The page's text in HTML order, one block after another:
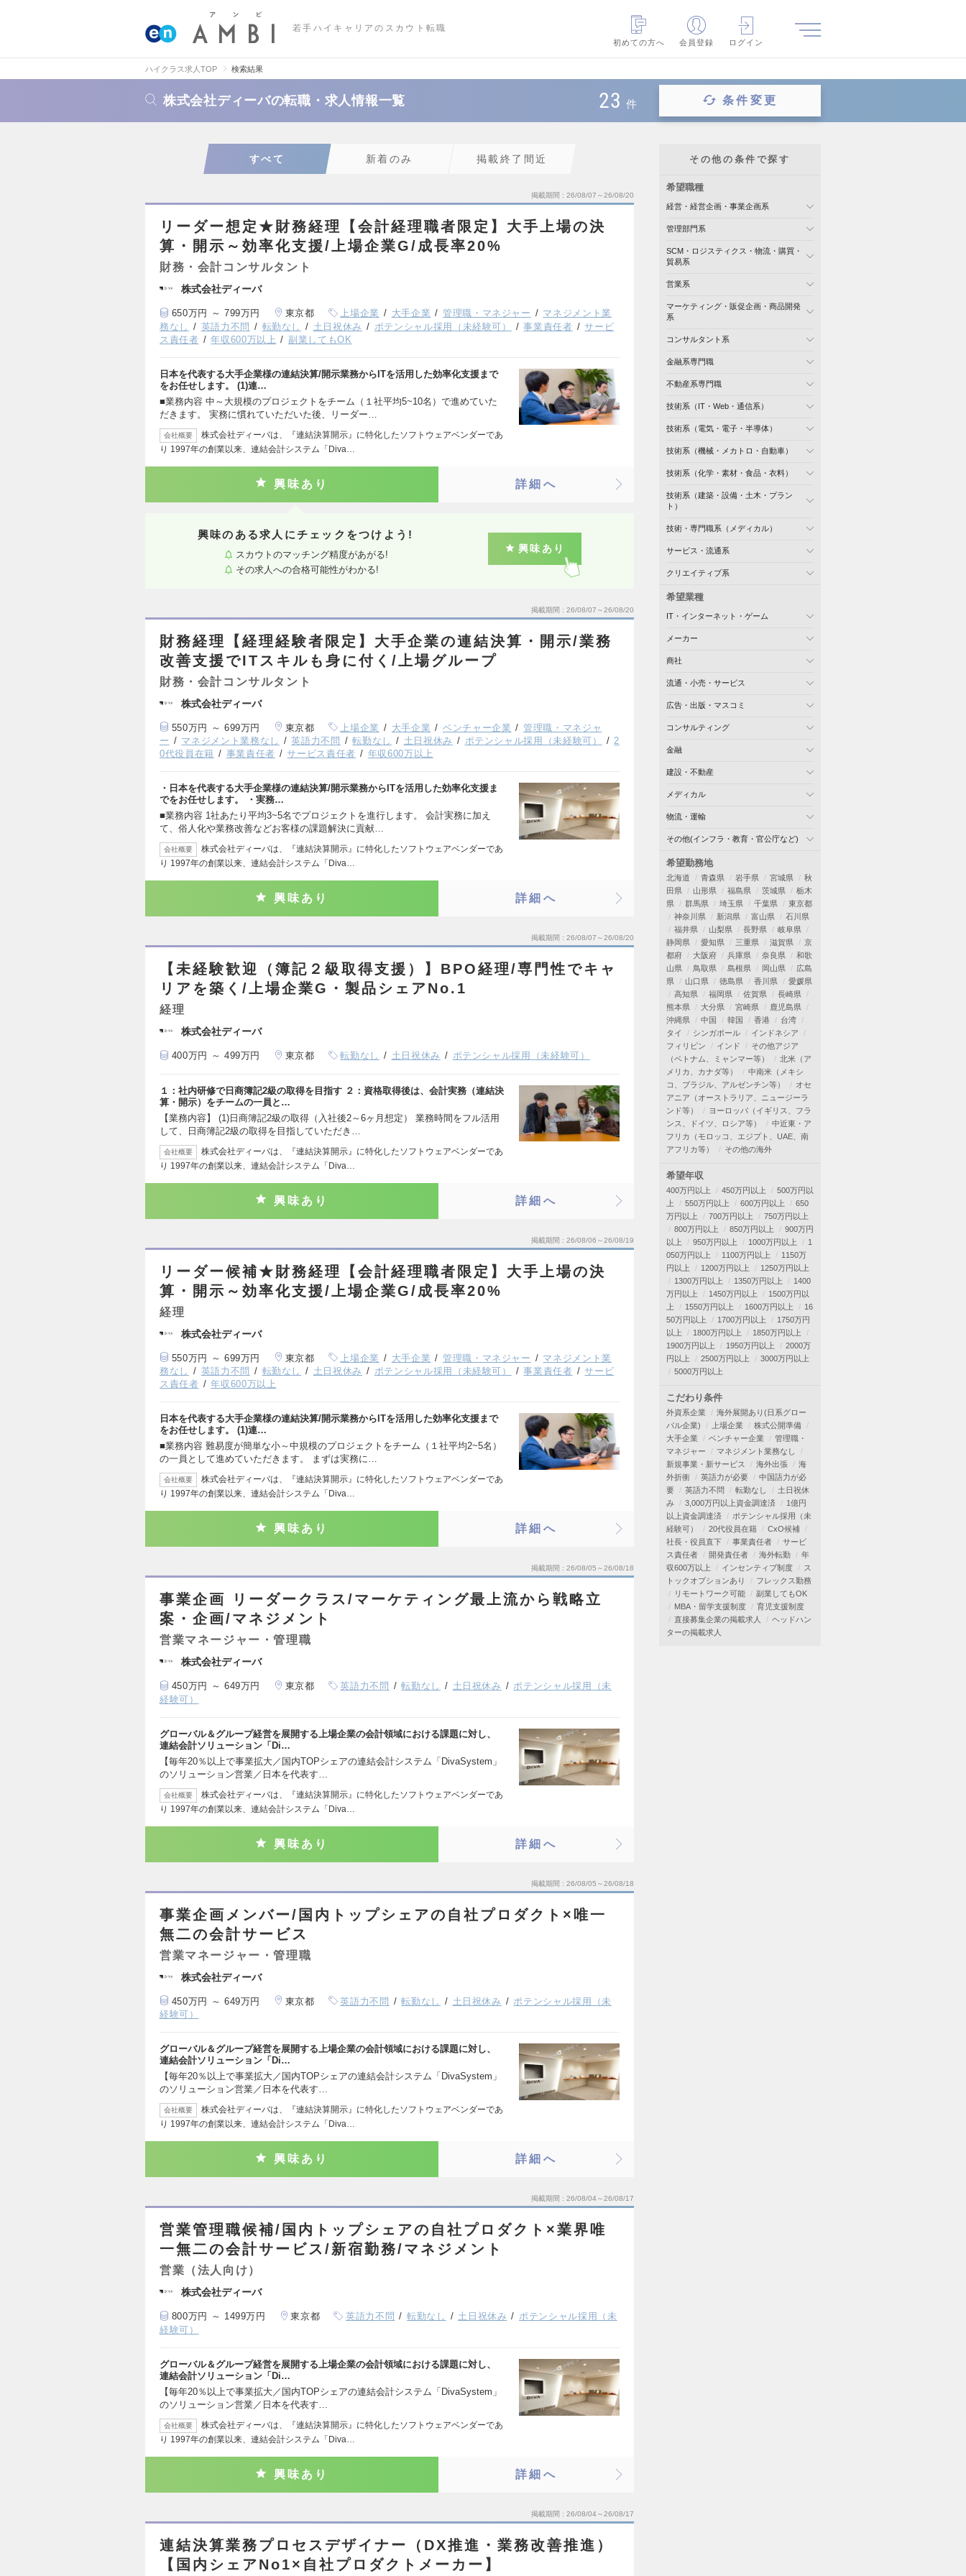
若手ハイキャリアのスカウト転職
初めての方へ
会員登録 ログイン
ハイクラス求人TOP 検索結果
株式会社ディーバの転職・求人情報一覧 23 件 条件変更
すべて 新着のみ 掲載終了間近
掲載期間 26/08/07～26/08/20
リーダー想定★財務経理【会計経理職者限定】大手上場の決
算・開示～効率化支援/上場企業G/成長率20%
財務・会計コンサルタント
株式会社ディーバ
650万円 ～ 799万円 東京都 上場企業 大手企業 管理職・マネジャー
マネジメント業
務なし
英語力不問 転勤なし 土日祝休み ポテンシャル採用（未経験可） 事業責任者
サービ
ス責任者
年収600万以上 副業してもOK
日本を代表する大手企業様の連結決算/開示業務からITを活用した効率化支援まで
をお任せします。 (1)連…
■業務内容 中～大規模のプロジェクトをチーム（１社平均5~10名）で進めていた
だきます。 実務に慣れていただいた後、リーダー…
会社概要
株式会社ディーバは、『連結決算開示』に特化したソフトウェアベンダーであ
り 1997年の創業以来、連結会計システム「Diva…
興味あり 詳細へ
興味のある求人にチェックをつけよう!
スカウトのマッチング精度があがる!
その求人への合格可能性がわかる!
興味あり
掲載期間 26/08/07～26/08/20
財務経理【経理経験者限定】大手企業の連結決算・開示/業務
改善支援でITスキルも身に付く/上場グループ
財務・会計コンサルタント
株式会社ディーバ
550万円 ～ 699万円 東京都 上場企業 大手企業 ベンチャー企業
管理職・マネジャ
ー
マネジメント業務なし 英語力不問 転勤なし 土日祝休み ポテンシャル採用（未経験可）
2
0代役員在籍
事業責任者 サービス責任者 年収600万以上
・日本を代表する大手企業様の連結決算/開示業務からITを活用した効率化支援ま
でをお任せします。 ・実務…
■業務内容 1社あたり平均3~5名でプロジェクトを進行します。 会計実務に加え
て、俗人化や業務改善などお客様の課題解決に貢献…
会社概要
株式会社ディーバは、『連結決算開示』に特化したソフトウェアベンダーであ
り 1997年の創業以来、連結会計システム「Diva…
興味あり 詳細へ
掲載期間 26/08/07～26/08/20
【未経験歓迎（簿記２級取得支援）】BPO経理/専門性でキャ
リアを築く/上場企業G・製品シェアNo.1
経理
株式会社ディーバ
400万円 ～ 499万円 東京都 転勤なし 土日祝休み ポテンシャル採用（未経験可）
１：社内研修で日商簿記2級の取得を目指す ２：資格取得後は、会計実務（連結決
算・開示）をチームの一員と…
【業務内容】 (1)日商簿記2級の取得（入社後2～6ヶ月想定） 業務時間をフル活用
して、日商簿記2級の取得を目指していただき…
会社概要
株式会社ディーバは、『連結決算開示』に特化したソフトウェアベンダーであ
り 1997年の創業以来、連結会計システム「Diva…
興味あり 詳細へ
掲載期間 26/08/06～26/08/19
リーダー候補★財務経理【会計経理職者限定】大手上場の決
算・開示～効率化支援/上場企業G/成長率20%
経理
株式会社ディーバ
550万円 ～ 699万円 東京都 上場企業 大手企業 管理職・マネジャー
マネジメント業
務なし
英語力不問 転勤なし 土日祝休み ポテンシャル採用（未経験可） 事業責任者
サービ
ス責任者
年収600万以上
日本を代表する大手企業様の連結決算/開示業務からITを活用した効率化支援まで
をお任せします。 (1)連…
■業務内容 難易度が簡単な小～中規模のプロジェクトをチーム（１社平均2~5名）
の一員として進めていただきます。 まずは実務に…
会社概要
株式会社ディーバは、『連結決算開示』に特化したソフトウェアベンダーであ
り 1997年の創業以来、連結会計システム「Diva…
興味あり 詳細へ
掲載期間 26/08/05～26/08/18
事業企画 リーダークラス/マーケティング最上流から戦略立
案・企画/マネジメント
営業マネージャー・管理職
株式会社ディーバ
450万円 ～ 649万円 東京都 英語力不問 転勤なし 土日祝休み
ポテンシャル採用（未
経験可）
グローバル＆グループ経営を展開する上場企業の会計領域における課題に対し、
連結会計ソリューション「Di…
【毎年20％以上で事業拡大／国内TOPシェアの連結会計システム「DivaSystem」
のソリューション営業／日本を代表す…
会社概要
株式会社ディーバは、『連結決算開示』に特化したソフトウェアベンダーであ
り 1997年の創業以来、連結会計システム「Diva…
興味あり 詳細へ
掲載期間 26/08/05～26/08/18
事業企画メンバー/国内トップシェアの自社プロダクト×唯一
無二の会計サービス
営業マネージャー・管理職
株式会社ディーバ
450万円 ～ 649万円 東京都 英語力不問 転勤なし 土日祝休み
ポテンシャル採用（未
経験可）
グローバル＆グループ経営を展開する上場企業の会計領域における課題に対し、
連結会計ソリューション「Di…
【毎年20％以上で事業拡大／国内TOPシェアの連結会計システム「DivaSystem」
のソリューション営業／日本を代表す…
会社概要
株式会社ディーバは、『連結決算開示』に特化したソフトウェアベンダーであ
り 1997年の創業以来、連結会計システム「Diva…
興味あり 詳細へ
掲載期間 26/08/04～26/08/17
営業管理職候補/国内トップシェアの自社プロダクト×業界唯
一無二の会計サービス/新宿勤務/マネジメント
営業（法人向け）
株式会社ディーバ
800万円 ～ 1499万円 東京都 英語力不問 転勤なし 土日祝休み
ポテンシャル採用（未
経験可）
グローバル＆グループ経営を展開する上場企業の会計領域における課題に対し、
連結会計ソリューション「Di…
【毎年20％以上で事業拡大／国内TOPシェアの連結会計システム「DivaSystem」
のソリューション営業／日本を代表す…
会社概要
株式会社ディーバは、『連結決算開示』に特化したソフトウェアベンダーであ
り 1997年の創業以来、連結会計システム「Diva…
興味あり 詳細へ
掲載期間 26/08/04～26/08/17
連結決算業務プロセスデザイナー（DX推進・業務改善推進）
【国内シェアNo1×自社プロダクトメーカー】
その他の条件で探す
希望職種
経営・経営企画・事業企画系
管理部門系
SCM・ロジスティクス・物流・購買・
貿易系
営業系
マーケティング・販促企画・商品開発
系
コンサルタント系
金融系専門職
不動産系専門職
技術系（IT・Web・通信系）
技術系（電気・電子・半導体）
技術系（機械・メカトロ・自動車）
技術系（化学・素材・食品・衣料）
技術系（建築・設備・土木・プラン
ト）
技術・専門職系（メディカル）
サービス・流通系
クリエイティブ系
希望業種
IT・インターネット・ゲーム
メーカー
商社
流通・小売・サービス
広告・出版・マスコミ
コンサルティング
金融
建設・不動産
メディカル
物流・運輸
その他(インフラ・教育・官公庁など)
希望勤務地
北海道 青森県 岩手県 宮城県
秋
田県
山形県 福島県 茨城県
栃木
県
群馬県 埼玉県 千葉県
東京都
神奈川県
新潟県 富山県
石川県
福井県
山梨県 長野県
岐阜県
静岡県
愛知県 三重県 滋賀県
京
都府
大阪府 兵庫県 奈良県
和歌
山県
鳥取県 島根県 岡山県
広島
県
山口県 徳島県 香川県
愛媛県
高知県
福岡県 佐賀県
長崎県
熊本県
大分県 宮崎県
鹿児島県
沖縄県
中国 韓国 香港
台湾
タイ
シンガポール
インドネシア
フィリピン
インド
その他アジア
（ベトナム、ミャンマー等）
北米（ア
メリカ、カナダ等）
中南米（メキシ
コ、ブラジル、アルゼンチン等）
オセ
アニア（オーストラリア、ニュージーラ
ンド等）
ヨーロッパ（イギリス、フラ
ンス、ドイツ、ロシア等）
中近東・ア
フリカ（モロッコ、エジプト、UAE、南
アフリカ等）
その他の海外
希望年収
400万円以上 450万円以上
500万円以
上
550万円以上 600万円以上
650
万円以上
700万円以上
750万円以上
800万円以上
850万円以上
900万円
以上
950万円以上 1000万円以上
1
050万円以上
1100万円以上
1150万
円以上
1200万円以上
1250万円以上
1300万円以上
1350万円以上
1400
万円以上
1450万円以上
1500万円以
上
1550万円以上 1600万円以上
16
50万円以上
1700万円以上
1750万円
以上
1800万円以上
1850万円以上
1900万円以上
1950万円以上
2000万
円以上
2500万円以上
3000万円以上
5000万円以上
こだわり条件
外資系企業
海外展開あり(日系グロー
バル企業)
上場企業
株式公開準備
大手企業
ベンチャー企業
管理職・
マネジャー
マネジメント業務なし
新規事業・新サービス
海外出張
海
外折衝
英語力が必要
中国語力が必
要
英語力不問 転勤なし
土日祝休
み
3,000万円以上資金調達済
1億円
以上資金調達済
ポテンシャル採用（未
経験可）
20代役員在籍
CxO候補
社長・役員直下
事業責任者
サービ
ス責任者
開発責任者 海外転勤
年
収600万以上
インセンティブ制度
ス
トックオプションあり
フレックス勤務
リモートワーク可能
副業してもOK
MBA・留学支援制度
育児支援制度
直接募集企業の掲載求人
ヘッドハン
ターの掲載求人